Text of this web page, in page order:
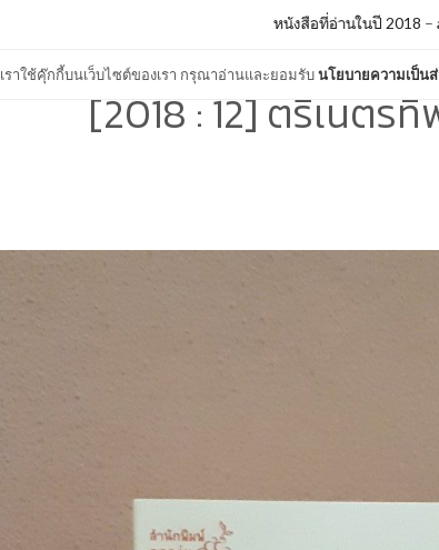
เราใช้คุ๊กกี้บนเว็บไซต์ของเรา กรุณาอ่านและยอมรับนโยบายความเป็น
หนังสือที่อ่านในปี 2018 –
[2018 : 12] ตรีเนตรทิ